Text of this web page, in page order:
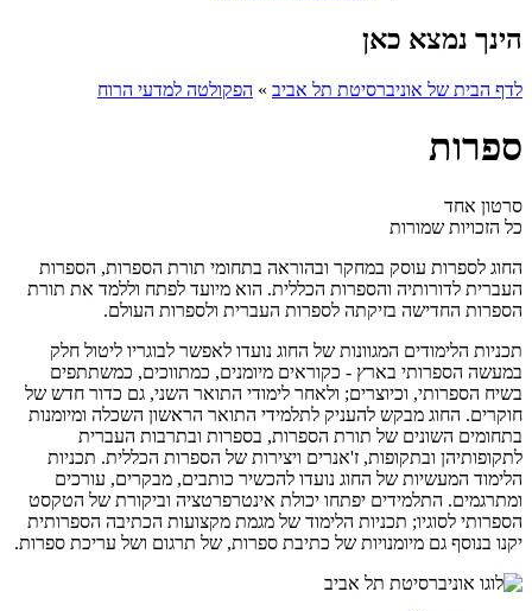
הינך נמצא כאן
לדף הבית של אוניברסיטת תל אביב » הפקולטה למדעי הרוח
ספרות
סרטון אחד
כל הזכויות שמורות
החוג לספרות עוסק במחקר ובהוראה בתחומי תורת הספרות, הספרות
העברית לדורותיה והספרות הכללית. הוא מיועד לפתח וללמד את תורת
הספרות החדישה בזיקתה לספרות העברית ולספרות העולם.
תכניות הלימודים המגוונות של החוג נועדו לאפשר לבוגריו ליטול חלק
במעשה הספרותי בארץ - כקוראים מיומנים, כמתווכים, כמשתתפים
בשיח הספרותי, וכיוצרים; ולאחר לימודי התואר השני, גם כדור חדש של
חוקרים. החוג מבקש להעניק לתלמידי התואר הראשון השכלה ומיומנות
בתחומים השונים של תורת הספרות, בספרות ובתרבות העברית
לתקופותיהן ובתקופות, ז'אנרים ויצירות של הספרות הכללית. תכניות
הלימוד המעשיות של החוג נועדו להכשיר כותבים, מבקרים, עורכים
ומתרגמים. התלמידים יפתחו יכולת אינטרפרטציה וביקורת של הטקסט
הספרותי לסוגיו; תכניות הלימוד של מגמת מקצועות הכתיבה הספרותית
יקנו בנוסף גם מיומנויות של כתיבת ספרות, של תרגום ושל עריכת ספרות.